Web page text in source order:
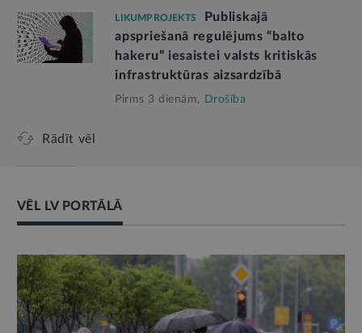
LIKUMPROJEKTS
Publiskajā
apspriešanā regulējums “balto
hakeru” iesaistei valsts kritiskās
infrastruktūras aizsardzībā
Pirms 3 dienām, Drošība
Rādīt vēl
VĒL LV PORTĀLĀ